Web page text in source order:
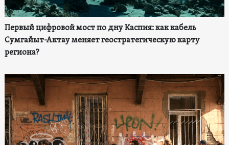
Первый цифровой мост по дну Каспия: как кабель
Сумгайыт-Актау меняет геостратегическую карту
региона?